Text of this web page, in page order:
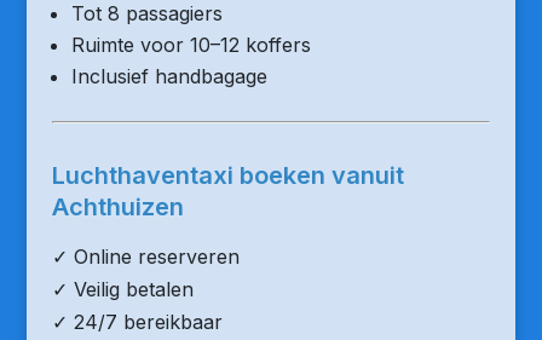
Tot 8 passagiers
Ruimte voor 10–12 koffers
Inclusief handbagage
Luchthaventaxi boeken vanuit
Achthuizen
✓ Online reserveren
✓ Veilig betalen
✓ 24/7 bereikbaar